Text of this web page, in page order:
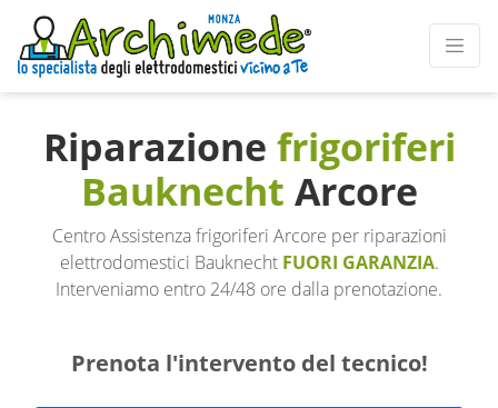
Riparazione frigoriferi
Bauknecht Arcore
Centro Assistenza frigoriferi Arcore per riparazioni
elettrodomestici Bauknecht FUORI GARANZIA.
Interveniamo entro 24/48 ore dalla prenotazione.
Prenota l'intervento del tecnico!